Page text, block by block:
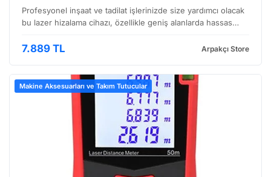
Profesyonel inşaat ve tadilat işlerinizde size yardımcı olacak
bu lazer hizalama cihazı, özellikle geniş alanlarda hassas
modellerin aksine, yeşil ışın şiddeti…
7.889 TL Arpakçı Store
Makine Aksesuarları ve Takım Tutucular